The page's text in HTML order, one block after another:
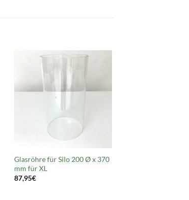
Glasröhre für Silo 200 Ø x 370
mm für XL
87,95€